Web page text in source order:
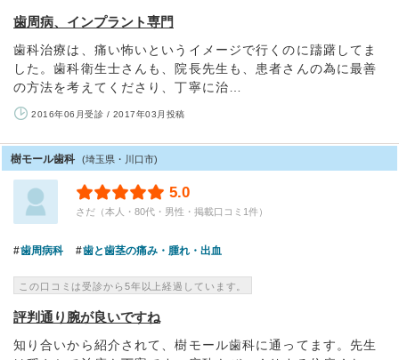
歯周病、インプラント専門
歯科治療は、痛い怖いというイメージで行くのに躊躇してま
した。歯科衛生士さんも、院長先生も、患者さんの為に最善
の方法を考えてくださり、丁寧に治…
2016年06月受診 / 2017年03月投稿
樹モール歯科 (埼玉県・川口市)
5.0
さだ（本人・80代・男性・掲載口コミ1件）
歯周病科 歯と歯茎の痛み・腫れ・出血
この口コミは受診から5年以上経過しています。
評判通り腕が良いですね
知り合いから紹介されて、樹モール歯科に通ってます。先生